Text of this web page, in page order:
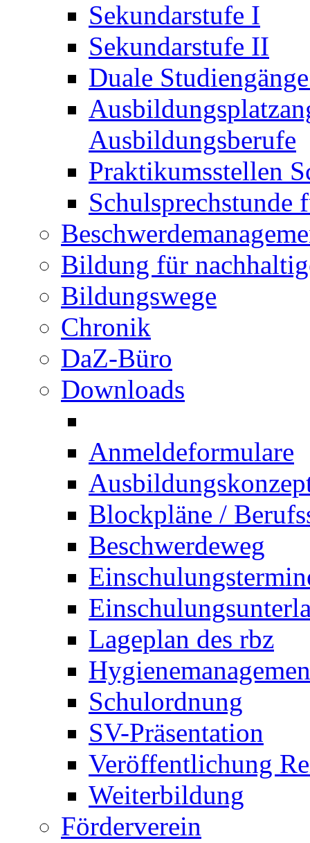
Sekundarstufe I
Sekundarstufe II
Duale
Ausbildungsberufe
Praktikumsstellen
Schulsprechstunde
Bildung für
Bildungswege
Chronik
DaZ-Büro
Downloads
Anmeldeformulare
Blockpläne /
Beschwerdeweg
Lageplan des rbz
Schulordnung
SV-Präsentation
Veröffentlichung
Weiterbildung
Förderverein